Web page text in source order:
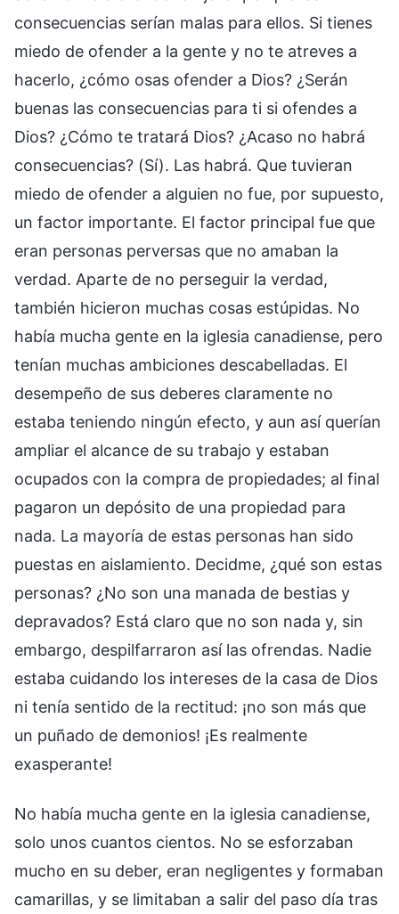
No había mucha gente en la iglesia canadiense,
solo unos cuantos cientos. No se esforzaban
mucho en su deber, eran negligentes y formaban
camarillas, y se limitaban a salir del paso día tras